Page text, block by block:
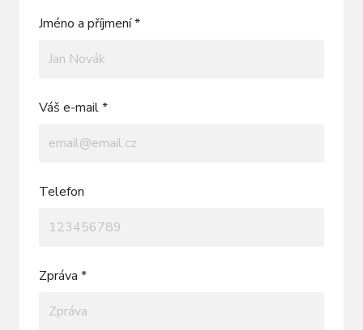
Jméno a příjmení *
Váš e-mail *
Telefon
Zpráva *